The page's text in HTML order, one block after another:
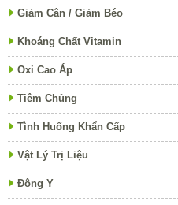
Giảm Cân / Giảm Béo
Khoáng Chất Vitamin
Oxi Cao Áp
Tiêm Chủng
Tình Huống Khẩn Cấp
Vật Lý Trị Liệu
Đông Y